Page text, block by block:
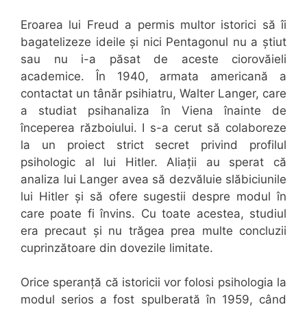
Eroarea lui Freud a permis multor istorici să îi
bagatelizeze ideile și nici Pentagonul nu a știut
sau nu i-a păsat de aceste ciorovăieli
academice. În 1940, armata americană a
contactat un tânăr psihiatru, Walter Langer, care
a studiat psihanaliza în Viena înainte de
începerea războiului. I s-a cerut să colaboreze
la un proiect strict secret privind profilul
psihologic al lui Hitler. Aliații au sperat că
analiza lui Langer avea să dezvăluie slăbiciunile
lui Hitler și să ofere sugestii despre modul în
care poate fi învins. Cu toate acestea, studiul
era precaut și nu trăgea prea multe concluzii
cuprinzătoare din dovezile limitate.
Orice speranță că istoricii vor folosi psihologia la
modul serios a fost spulberată în 1959, când